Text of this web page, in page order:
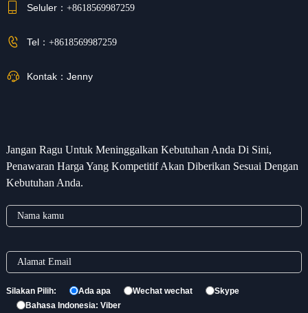
Seluler： +8618569987259
Tel： +8618569987259
Kontak： Jenny
Jangan Ragu Untuk Meninggalkan Kebutuhan Anda Di Sini,
Penawaran Harga Yang Kompetitif Akan Diberikan Sesuai Dengan
Kebutuhan Anda.
Silakan Pilih: Ada apa Wechat wechat
Skype
Bahasa Indonesia: Viber